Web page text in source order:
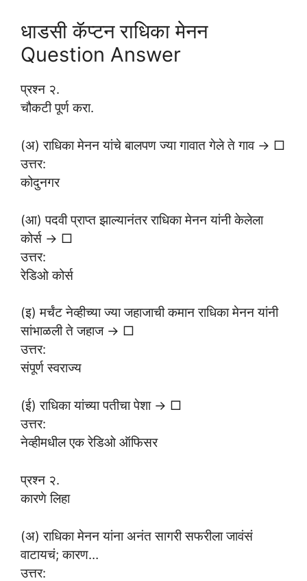
धाडसी कॅप्टन राधिका मेनन
Question Answer
प्रश्न २.
चौकटी पूर्ण करा.
(अ) राधिका मेनन यांचे बालपण ज्या गावात गेले ते गाव → □
उत्तर:
कोदुनगर
(आ) पदवी प्राप्त झाल्यानंतर राधिका मेनन यांनी केलेला
कोर्स → □
उत्तर:
रेडिओ कोर्स
(इ) मर्चंट नेव्हीच्या ज्या जहाजाची कमान राधिका मेनन यांनी
सांभाळली ते जहाज → □
उत्तर:
संपूर्ण स्वराज्य
(ई) राधिका यांच्या पतीचा पेशा → □
उत्तर:
नेव्हीमधील एक रेडिओ ऑफिसर
प्रश्न २.
कारणे लिहा
(अ) राधिका मेनन यांना अनंत सागरी सफरीला जावंसं
वाटायचं; कारण…
उत्तर: